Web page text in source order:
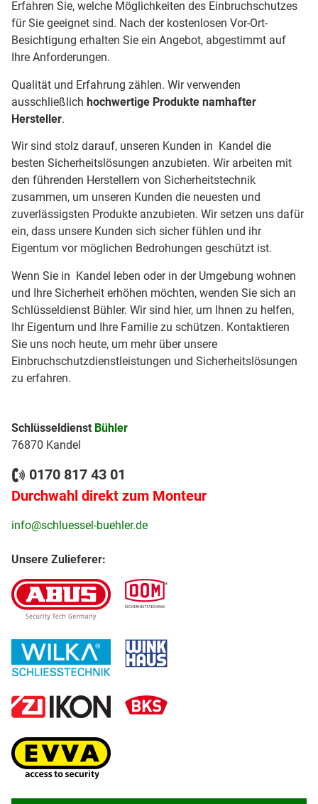
Erfahren Sie, welche Möglichkeiten des Einbruchschutzes
für Sie geeignet sind. Nach der kostenlosen Vor-Ort-
Besichtigung erhalten Sie ein Angebot, abgestimmt auf
Ihre Anforderungen.
Qualität und Erfahrung zählen. Wir verwenden
ausschließlich hochwertige Produkte namhafter
Hersteller.
Wir sind stolz darauf, unseren Kunden in Kandel die
besten Sicherheitslösungen anzubieten. Wir arbeiten mit
den führenden Herstellern von Sicherheitstechnik
zusammen, um unseren Kunden die neuesten und
zuverlässigsten Produkte anzubieten. Wir setzen uns dafür
ein, dass unsere Kunden sich sicher fühlen und ihr
Eigentum vor möglichen Bedrohungen geschützt ist.
Wenn Sie in Kandel leben oder in der Umgebung wohnen
und Ihre Sicherheit erhöhen möchten, wenden Sie sich an
Schlüsseldienst Bühler. Wir sind hier, um Ihnen zu helfen,
Ihr Eigentum und Ihre Familie zu schützen. Kontaktieren
Sie uns noch heute, um mehr über unsere
Einbruchschutzdienstleistungen und Sicherheitslösungen
zu erfahren.
Schlüsseldienst Bühler
76870 Kandel
0170 817 43 01
Durchwahl direkt zum Monteur
info@schluessel-buehler.de
Unsere Zulieferer: